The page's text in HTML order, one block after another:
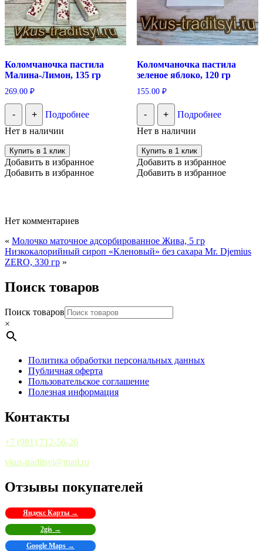
Коломчаночка пастила
Малина-Лимон, 135 гр
269.00 ₽
- +
Подробнее
Нет в наличии
Купить в 1 клик
Добавить в избранное
Добавить в избранное
Коломчаночка пастила
зеленое яблоко, 120 гр
155.00 ₽
- +
Подробнее
Нет в наличии
Купить в 1 клик
Добавить в избранное
Добавить в избранное
Нет комментариев
« Молочко маточное адсорбированное Жива, 5 гр
Низкокалорийный сироп «Кленовый» без сахара Mr. Djemius
ZERO, 330 гр »
Поиск товаров
Поиск товаров
×
Политика обработки персональных данных
Публичная оферта
Пользовательское соглашение
Полезная информация
Контакты
+7 (981) 712-56-26
vkus-traditsyi@mail.ru
Отзывы покупателей
Яндекс Карты →
2gis →
Google Maps →